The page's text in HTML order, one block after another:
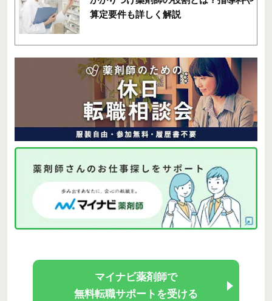
算定要件も詳しく解説
マイナビ薬剤師で
無料転職サポートを受ける